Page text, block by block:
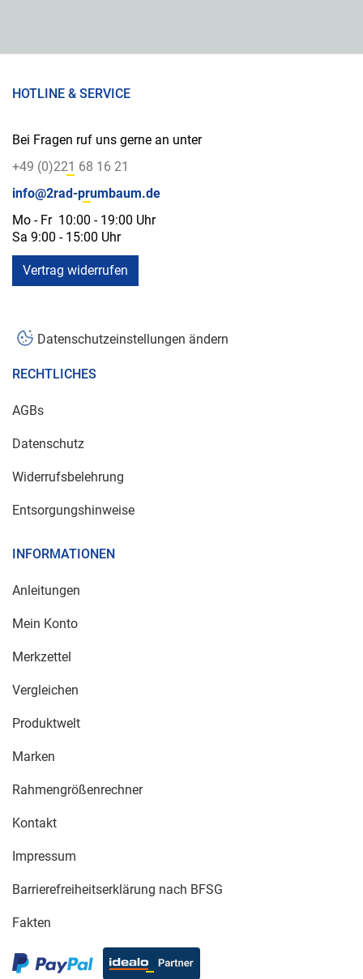
HOTLINE & SERVICE
Bei Fragen ruf uns gerne an unter
+49 (0)221 68 16 21
info@2rad-prumbaum.de
Mo - Fr 10:00 - 19:00 Uhr
Sa 9:00 - 15:00 Uhr
Vertrag widerrufen
Datenschutzeinstellungen ändern
RECHTLICHES
AGBs
Datenschutz
Widerrufsbelehrung
Entsorgungshinweise
INFORMATIONEN
Anleitungen
Mein Konto
Merkzettel
Vergleichen
Produktwelt
Marken
Rahmengrößenrechner
Kontakt
Impressum
Barrierefreiheitserklärung nach BFSG
Fakten